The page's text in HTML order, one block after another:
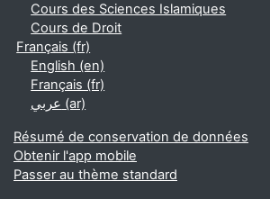
Cours des Sciences Islamiques
Cours de Droit
Français ‎(fr)‎
English ‎(en)‎
Français ‎(fr)‎
عربي ‎(ar)‎
Résumé de conservation de données
Obtenir l'app mobile
Passer au thème standard